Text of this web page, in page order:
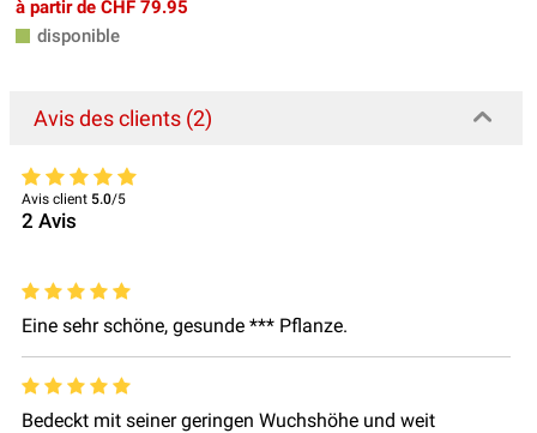
à partir de CHF 79.95
disponible
Avis des clients (2)
Avis client 5.0/5
2 Avis
Eine sehr schöne, gesunde *** Pflanze.
Bedeckt mit seiner geringen Wuchshöhe und weit